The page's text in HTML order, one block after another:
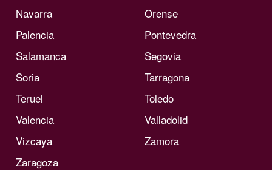
Navarra
Orense
Palencia
Pontevedra
Salamanca
Segovia
Soria
Tarragona
Teruel
Toledo
Valencia
Valladolid
Vizcaya
Zamora
Zaragoza